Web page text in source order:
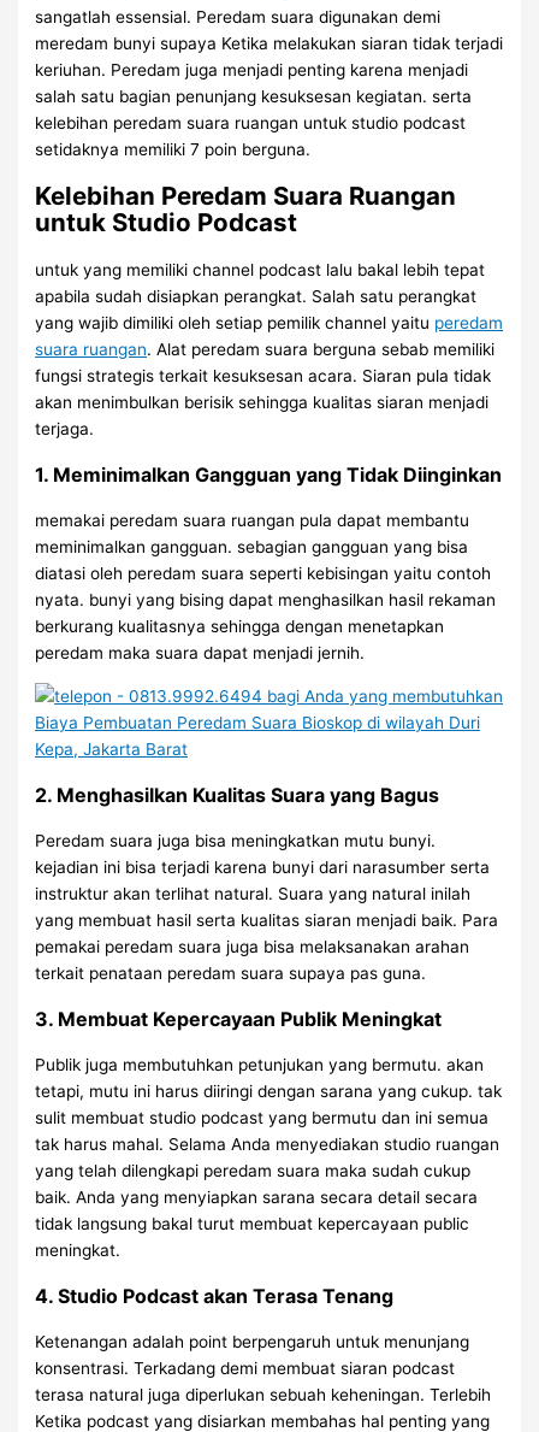
sangatlah essensial. Peredam suara digunakan demi
meredam bunyi supaya Ketika melakukan siaran tidak terjadi
keriuhan. Peredam juga menjadi penting karena menjadi
salah satu bagian penunjang kesuksesan kegiatan. serta
kelebihan peredam suara ruangan untuk studio podcast
setidaknya memiliki 7 poin berguna.
Kelebihan Peredam Suara Ruangan
untuk Studio Podcast
untuk yang memiliki channel podcast lalu bakal lebih tepat
apabila sudah disiapkan perangkat. Salah satu perangkat
yang wajib dimiliki oleh setiap pemilik channel yaitu peredam
suara ruangan. Alat peredam suara berguna sebab memiliki
fungsi strategis terkait kesuksesan acara. Siaran pula tidak
akan menimbulkan berisik sehingga kualitas siaran menjadi
terjaga.
1. Meminimalkan Gangguan yang Tidak Diinginkan
memakai peredam suara ruangan pula dapat membantu
meminimalkan gangguan. sebagian gangguan yang bisa
diatasi oleh peredam suara seperti kebisingan yaitu contoh
nyata. bunyi yang bising dapat menghasilkan hasil rekaman
berkurang kualitasnya sehingga dengan menetapkan
peredam maka suara dapat menjadi jernih.
2. Menghasilkan Kualitas Suara yang Bagus
Peredam suara juga bisa meningkatkan mutu bunyi.
kejadian ini bisa terjadi karena bunyi dari narasumber serta
instruktur akan terlihat natural. Suara yang natural inilah
yang membuat hasil serta kualitas siaran menjadi baik. Para
pemakai peredam suara juga bisa melaksanakan arahan
terkait penataan peredam suara supaya pas guna.
3. Membuat Kepercayaan Publik Meningkat
Publik juga membutuhkan petunjukan yang bermutu. akan
tetapi, mutu ini harus diiringi dengan sarana yang cukup. tak
sulit membuat studio podcast yang bermutu dan ini semua
tak harus mahal. Selama Anda menyediakan studio ruangan
yang telah dilengkapi peredam suara maka sudah cukup
baik. Anda yang menyiapkan sarana secara detail secara
tidak langsung bakal turut membuat kepercayaan public
meningkat.
4. Studio Podcast akan Terasa Tenang
Ketenangan adalah point berpengaruh untuk menunjang
konsentrasi. Terkadang demi membuat siaran podcast
terasa natural juga diperlukan sebuah keheningan. Terlebih
Ketika podcast yang disiarkan membahas hal penting yang